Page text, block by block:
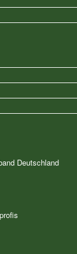
Deutschland